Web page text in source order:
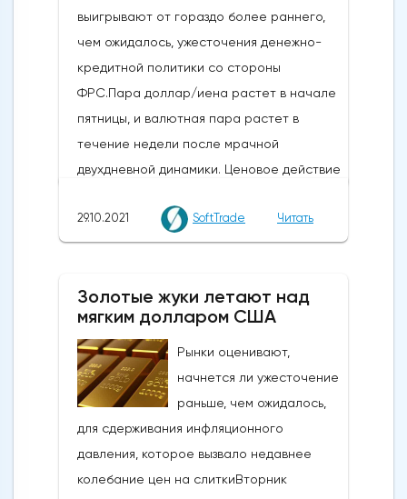
выигрывают от гораздо более раннего,
чем ожидалось, ужесточения денежно-
кредитной политики со стороны
ФРС.Пара доллар/иена растет в начале
пятницы, и валютная пара растет в
течение недели после мрачной
двухдневной динамики. Ценовое действие
преддверии решений Федеральной
резервной системы США по денежно-
неделе 2-3 ноября.На этой неделе Банк
Японии (BOJ), как и ожидалось, проводил
стабильную политику. Ожидается, что на
следующей неделе ФРС объявит о
начале сокращения своих масштабных
стимулирующих мер. Однако трейдеры
все еще не уверены, что скажет
Федеральный комитет по открытым
29.10.2021 SoftTrade Читать
Золотые жуки летают над
мягким долларом США
Рынки оценивают,
начнется ли ужесточение
раньше, чем ожидалось,
для сдерживания инфляционного
давления, которое вызвало недавнее
колебание цен на слиткиВторник